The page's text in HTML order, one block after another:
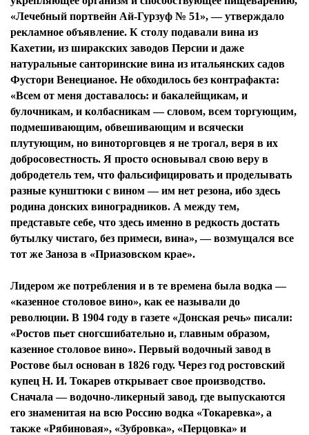
«Лечебный портвейн Ай-Гурзуф № 51», — утверждало
рекламное объявление. К столу подавали вина из
Кахетии, из ширакских заводов Персии и даже
натуральные санторинские вина из итальянских садов
Фустори Венецианое. Не обходилось без контрафакта:
«Всем от меня доставалось: и бакалейщикам, и
булочникам, и колбасникам — словом, всем торгующим,
подмешивающим, обвешивающим и всячески
плутующим, но виноторговцев я не трогал, веря в их
добросовестность. Я просто основывал свою веру в
добродетель тем, что фальсифицировать и проделывать
разные кунштюки с вином — им нет резона, ибо здесь
родина донских виноградников. А между тем,
представьте себе, что здесь именно в редкость достать
бутылку чистаго, без примеси, вина», — возмущался все
тот же Заноза в «Приазовском крае».
Лидером же потребления и в те времена была водка —
«казенное столовое вино», как ее называли до
революции. В 1904 году в газете «Донская речь» писали:
«Ростов пьет сногсшибательно и, главным образом,
казенное столовое вино». Первый водочный завод в
Ростове был основан в 1826 году. Через год ростовский
купец Н. И. Токарев открывает свое производство.
Сначала — водочно-ликерный завод, где выпускаются
его знаменитая на всю Россию водка «Токаревка», а
также «Рябиновая», «Зубровка», «Перцовка» и